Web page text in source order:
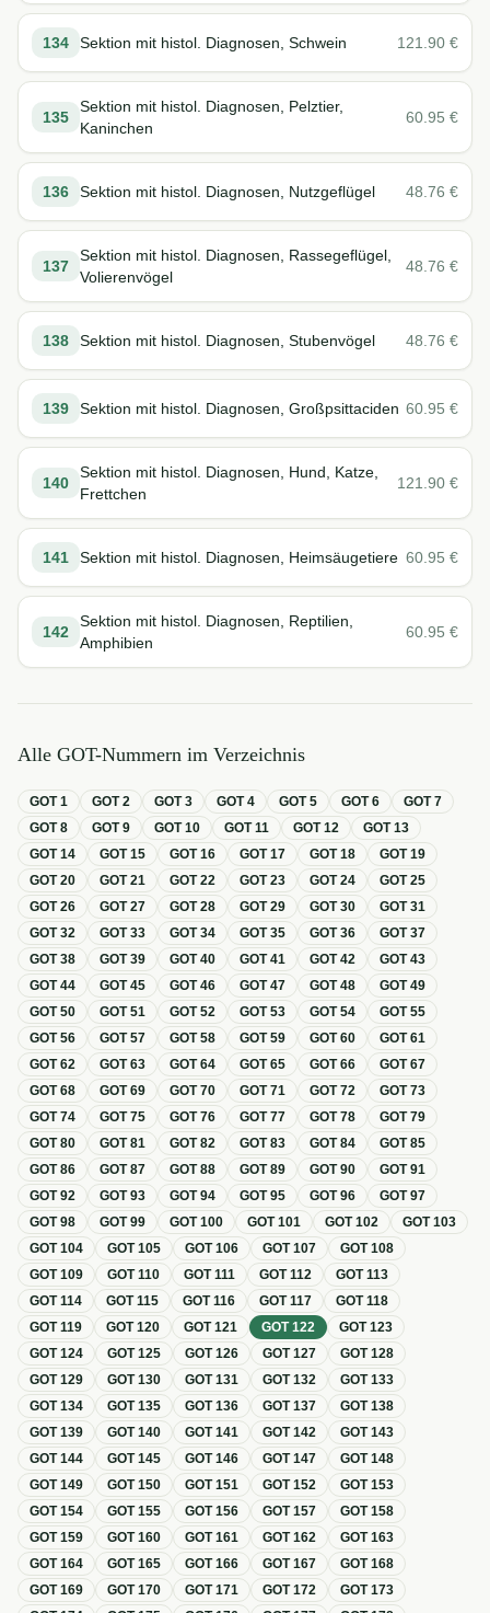
134 Sektion mit histol. Diagnosen, Schwein 121.90 €
135
Sektion mit histol. Diagnosen, Pelztier,
Kaninchen
60.95 €
136 Sektion mit histol. Diagnosen, Nutzgeflügel 48.76 €
137
Sektion mit histol. Diagnosen, Rassegeflügel,
Volierenvögel
48.76 €
138 Sektion mit histol. Diagnosen, Stubenvögel 48.76 €
139 Sektion mit histol. Diagnosen, Großpsittaciden 60.95 €
140
Sektion mit histol. Diagnosen, Hund, Katze,
Frettchen
121.90 €
141 Sektion mit histol. Diagnosen, Heimsäugetiere 60.95 €
142
Sektion mit histol. Diagnosen, Reptilien,
Amphibien
60.95 €
Alle GOT-Nummern im Verzeichnis
GOT1 GOT2 GOT3 GOT4 GOT5 GOT6 GOT7
GOT8 GOT9 GOT10 GOT11 GOT12 GOT13
GOT14 GOT15 GOT16 GOT17 GOT18 GOT19
GOT20 GOT21 GOT22 GOT23 GOT24 GOT25
GOT26 GOT27 GOT28 GOT29 GOT30 GOT31
GOT32 GOT33 GOT34 GOT35 GOT36 GOT37
GOT38 GOT39 GOT40 GOT41 GOT42 GOT43
GOT44 GOT45 GOT46 GOT47 GOT48 GOT49
GOT50 GOT51 GOT52 GOT53 GOT54 GOT55
GOT56 GOT57 GOT58 GOT59 GOT60 GOT61
GOT62 GOT63 GOT64 GOT65 GOT66 GOT67
GOT68 GOT69 GOT70 GOT71 GOT72 GOT73
GOT74 GOT75 GOT76 GOT77 GOT78 GOT79
GOT80 GOT81 GOT82 GOT83 GOT84 GOT85
GOT86 GOT87 GOT88 GOT89 GOT90 GOT91
GOT92 GOT93 GOT94 GOT95 GOT96 GOT97
GOT98 GOT99 GOT100 GOT101 GOT102 GOT103
GOT104 GOT105 GOT106 GOT107 GOT108
GOT109 GOT110 GOT111 GOT112 GOT113
GOT114 GOT115 GOT116 GOT117 GOT118
GOT119 GOT120 GOT121 GOT122 GOT123
GOT124 GOT125 GOT126 GOT127 GOT128
GOT129 GOT130 GOT131 GOT132 GOT133
GOT134 GOT135 GOT136 GOT137 GOT138
GOT139 GOT140 GOT141 GOT142 GOT143
GOT144 GOT145 GOT146 GOT147 GOT148
GOT149 GOT150 GOT151 GOT152 GOT153
GOT154 GOT155 GOT156 GOT157 GOT158
GOT159 GOT160 GOT161 GOT162 GOT163
GOT164 GOT165 GOT166 GOT167 GOT168
GOT169 GOT170 GOT171 GOT172 GOT173